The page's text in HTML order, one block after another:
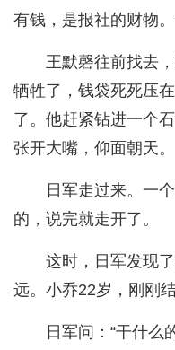
有钱，是报社的财物。
王默磬往前找去
牺牲了，钱袋死死压
了。他赶紧钻进一个
张开大嘴，仰面朝天。
日军走过来。一
的，说完就走开了。
这时，日军发现
远。小乔22岁，刚刚结
日军问：“干什么